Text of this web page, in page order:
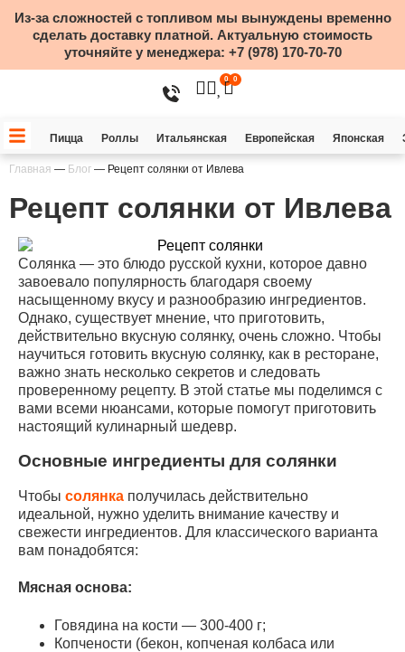
Из-за сложностей с топливом мы вынуждены временно
сделать доставку платной. Актуальную стоимость
уточняйте у менеджера: +7 (978) 170-70-70
0 0
Пицца Роллы Итальянская Европейская Японская
Главная — Блог — Рецепт солянки от Ивлева
Рецепт солянки от Ивлева
Солянка — это блюдо русской кухни, которое давно
завоевало популярность благодаря своему
насыщенному вкусу и разнообразию ингредиентов.
Однако, существует мнение, что приготовить,
действительно вкусную солянку, очень сложно. Чтобы
научиться готовить вкусную солянку, как в ресторане,
важно знать несколько секретов и следовать
проверенному рецепту. В этой статье мы поделимся с
вами всеми нюансами, которые помогут приготовить
настоящий кулинарный шедевр.
Основные ингредиенты для солянки
Чтобы солянка получилась действительно
идеальной, нужно уделить внимание качеству и
свежести ингредиентов. Для классического варианта
вам понадобятся:
Мясная основа:
Говядина на кости — 300-400 г;
Копчености (бекон, копченая колбаса или